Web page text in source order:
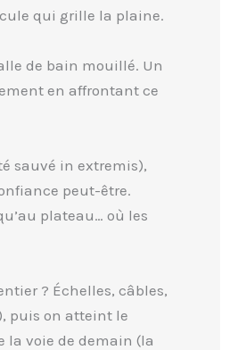
qui grille la plaine.
de bain mouillé. Un
en affrontant ce
sauvé in extremis),
peut-être.
plateau… où les
? Échelles, câbles,
puis on atteint le
la voie de demain (la